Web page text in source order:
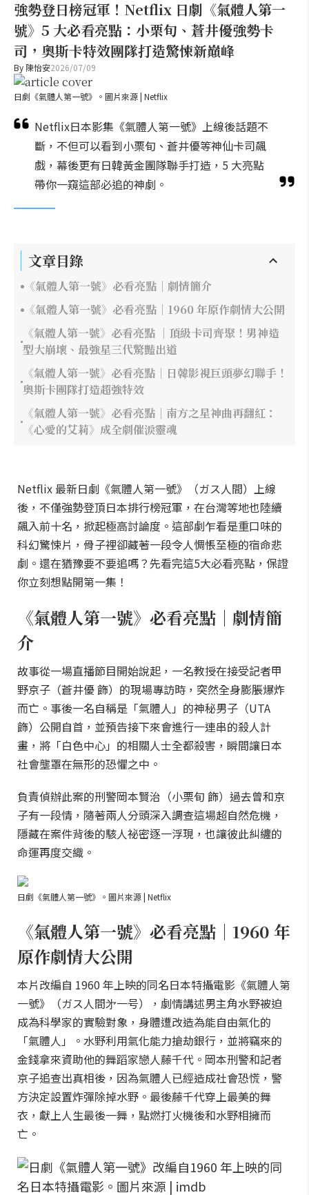
強勢登日榜冠軍！Netflix 日劇《氣體人第一
號》5 大必看亮點：小栗旬、蒼井優強勢卡
司，奧斯卡特效團隊打造驚悚新巔峰
By 陳怡安2026/07/09
日劇《氣體人第一號》。圖片來源 | Netflix
Netflix日本影集《氣體人第一號》上線後話題不
斷，不但可以看到小栗旬、蒼井優等神仙卡司飆
戲，幕後更有日韓黃金團隊聯手打造，5 大亮點
帶你一窺這部必追的神劇。
文章目錄
《氣體人第一號》必看亮點｜劇情簡介
《氣體人第一號》必看亮點｜1960 年原作劇情大公開
《氣體人第一號》必看亮點 ｜頂級卡司齊聚！男神造
型大崩壞、最強星三代驚豔出道
《氣體人第一號》必看亮點｜日韓影視巨頭夢幻聯手！
奧斯卡團隊打造超強特效
《氣體人第一號》必看亮點｜南方之星神曲再翻紅：
《心愛的艾莉》成全劇催淚靈魂
Netflix 最新日劇《氣體人第一號》（ガス人間）上線
後，不僅強勢登頂日本排行榜冠軍，在台灣等地也陸續
飆入前十名，掀起極高討論度。這部劇乍看是重口味的
科幻驚悚片，骨子裡卻藏著一段令人惆悵至極的宿命悲
劇。還在猶豫要不要追嗎？先看完這5大必看亮點，保證
你立刻想點開第一集！
《氣體人第一號》必看亮點｜劇情簡
介
故事從一場直播節目開始說起，一名教授在接受記者甲
野京子（蒼井優 飾）的現場專訪時，突然全身膨脹爆炸
而亡。事後一名自稱是「氣體人」的神秘男子（UTA
飾）公開自首，並預告接下來會進行一連串的殺人計
畫，將「白色中心」的相關人士全都殺害，瞬間讓日本
社會壟罩在無形的恐懼之中。
負責偵辦此案的刑警岡本賢治（小栗旬 飾）過去曾和京
子有一段情，隨著兩人分頭深入調查這場超自然危機，
隱藏在案件背後的駭人祕密逐一浮現，也讓彼此糾纏的
命運再度交織。
日劇《氣體人第一號》。圖片來源 | Netflix
《氣體人第一號》必看亮點｜1960 年
原作劇情大公開
本片改編自 1960 年上映的同名日本特攝電影《氣體人第
一號》（ガス人間㐧一号），劇情講述男主角水野被迫
成為科學家的實驗對象，身體遭改造為能自由氣化的
「氣體人」。水野利用氣化能力搶劫銀行，並將竊來的
金錢拿來資助他的舞蹈家戀人藤千代。岡本刑警和記者
京子追查出真相後，因為氣體人已經造成社會恐慌，警
方決定設置炸彈除掉水野。最後藤千代穿上最美的舞
衣，獻上人生最後一舞，點燃打火機後和水野相擁而
亡。